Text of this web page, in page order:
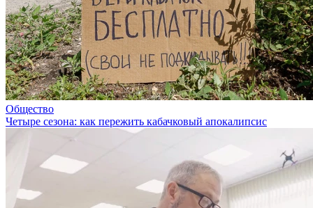
Общество
Четыре сезона: как пережить кабачковый апокалипсис